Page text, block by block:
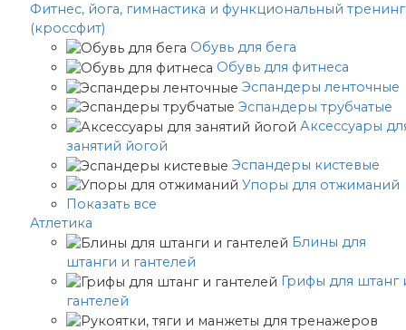
Фитнес, йога, гимнастика и функциональный тренинг
(кроссфит)
Обувь для бега
Обувь для фитнеса
Эспандеры ленточные
Эспандеры трубчатые
Аксессуары
занятий йогой
Эспандеры кистевые
Упоры для отжиманий
Показать все
Атлетика
Блины для
штанги и гантелей
Грифы для штанг
гантелей